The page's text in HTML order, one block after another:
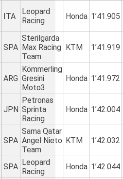
ITA
Leopard
Racing
Honda 1’41.905
SPA
Sterilgarda
Max Racing
Team
KTM 1’41.919
ARG
Kömmerling
Gresini
Moto3
Honda 1’41.972
JPN
Petronas
Sprinta
Racing
Honda 1’42.004
SPA
Sama Qatar
Angel Nieto
Team
KTM 1’42.032
SPA Leopard
Racing
Honda 1’42.044